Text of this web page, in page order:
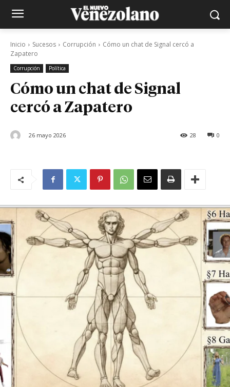
Inicio Sucesos Corrupción
Cómo un chat de Signal cercó a
Zapatero
Corrupción Política
Cómo un chat de Signal
cercó a Zapatero
26 mayo 2026 0
28